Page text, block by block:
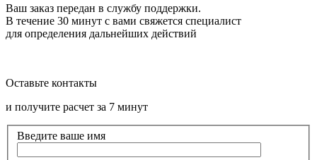
Ваш заказ передан в службу поддержки.
В течение 30 минут с вами свяжется специалист
для определения дальнейших действий
Оставьте контакты
и получите расчет за 7 минут
Введите ваше имя